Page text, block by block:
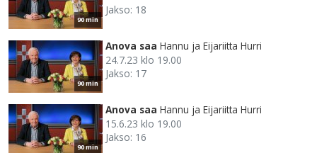
90 min
Jakso: 18
90 min
Anova saa Hannu ja Eijariitta Hurri
24.7.23 klo 19.00
Jakso: 17
90 min
Anova saa Hannu ja Eijariitta Hurri
15.6.23 klo 19.00
Jakso: 16